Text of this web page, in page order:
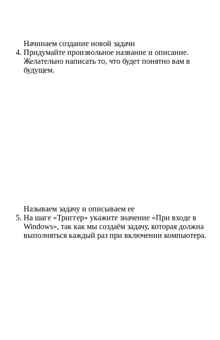
Начинаем создание новой задачи
Придумайте произвольное название и описание.
Желательно написать то, что будет понятно вам в
будущем.
Называем задачу и описываем ее
На шаге «Триггер» укажите значение «При входе в
Windows», так как мы создаём задачу, которая должна
выполняться каждый раз при включении компьютера.